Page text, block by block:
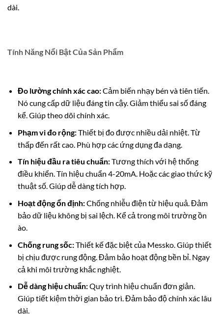
dài.
Tính Năng Nổi Bật Của Sản Phẩm
Đo lường chính xác cao:Cảm biến nhạy bén và tiên tiến.
Nó cung cấp dữ liệu đáng tin cậy. Giảm thiểu sai số đáng
kể. Giúp theo dõi chính xác.
Phạm vi đo rộng:Thiết bị đo được nhiều dải nhiệt. Từ
thấp đến rất cao. Phù hợp các ứng dụng đa dạng.
Tín hiệu đầu ra tiêu chuẩn:Tương thích với hệ thống
điều khiển. Tín hiệu chuẩn 4-20mA. Hoặc các giao thức kỹ
thuật số. Giúp dễ dàng tích hợp.
Hoạt động ổn định:Chống nhiễu điện từ hiệu quả. Đảm
bảo dữ liệu không bị sai lệch. Kể cả trong môi trường ồn
ào.
Chống rung sốc:Thiết kế đặc biệt của Messko. Giúp thiết
bị chịu được rung động. Đảm bảo hoạt động bền bỉ. Ngay
cả khi môi trường khắc nghiệt.
Dễ dàng hiệu chuẩn:Quy trình hiệu chuẩn đơn giản.
Giúp tiết kiệm thời gian bảo trì. Đảm bảo độ chính xác lâu
dài.